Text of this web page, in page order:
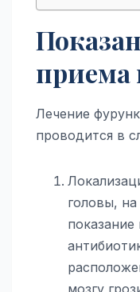
приема
Лечение
проводится в
головы,
мозгу